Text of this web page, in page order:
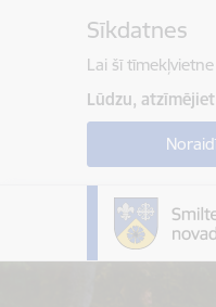
Sīkdatnes
Lai šī
Lūdzu,